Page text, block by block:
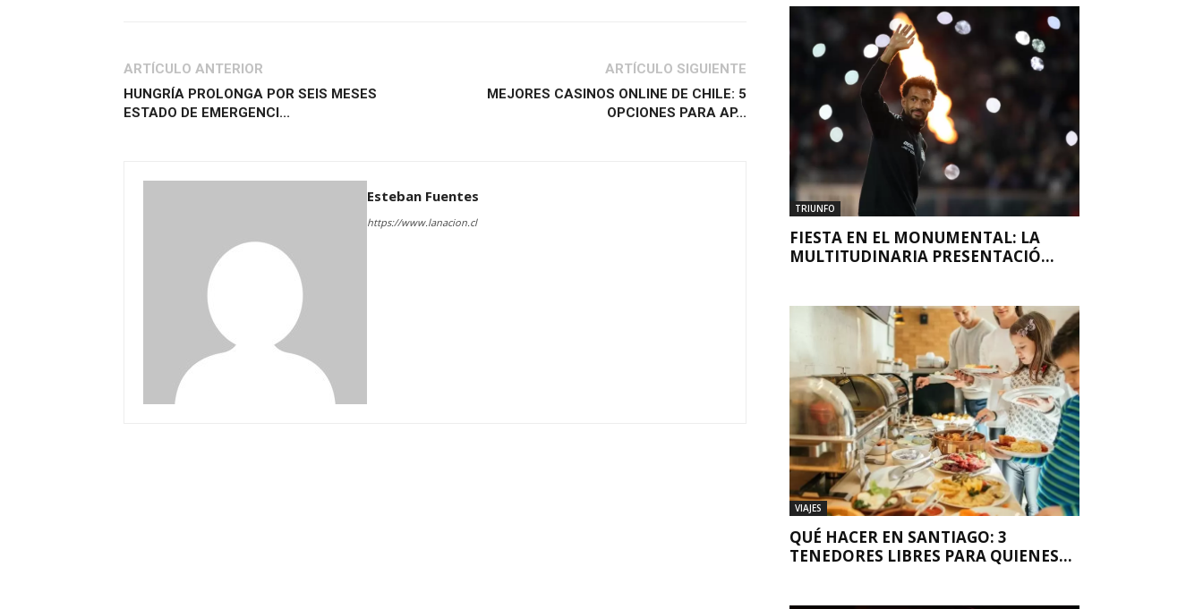
ARTÍCULO ANTERIOR
HUNGRÍA PROLONGA POR SEIS MESES
ESTADO DE EMERGENCI...
ARTÍCULO SIGUIENTE
MEJORES CASINOS ONLINE DE CHILE: 5
OPCIONES PARA AP...
Esteban Fuentes
https://www.lanacion.cl
TRIUNFO
FIESTA EN EL MONUMENTAL: LA
MULTITUDINARIA PRESENTACIÓ...
VIAJES
QUÉ HACER EN SANTIAGO: 3
TENEDORES LIBRES PARA QUIENES...